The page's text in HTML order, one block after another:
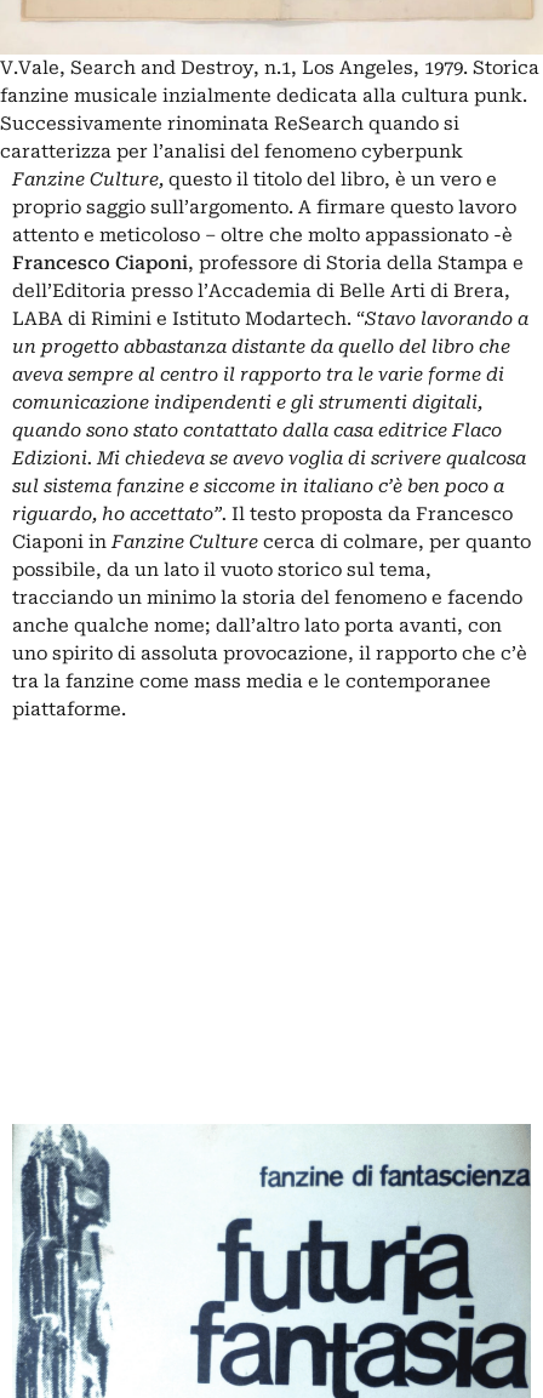
V.Vale, Search and Destroy, n.1, Los Angeles, 1979. Storica
fanzine musicale inzialmente dedicata alla cultura punk.
Successivamente rinominata ReSearch quando si
caratterizza per l’analisi del fenomeno cyberpunk
Fanzine Culture, questo il titolo del libro, è un vero e
proprio saggio sull’argomento. A firmare questo lavoro
attento e meticoloso – oltre che molto appassionato -è
Francesco Ciaponi, professore di Storia della Stampa e
dell’Editoria presso l’Accademia di Belle Arti di Brera,
LABA di Rimini e Istituto Modartech. “Stavo lavorando a
un progetto abbastanza distante da quello del libro che
aveva sempre al centro il rapporto tra le varie forme di
comunicazione indipendenti e gli strumenti digitali,
quando sono stato contattato dalla casa editrice Flaco
Edizioni. Mi chiedeva se avevo voglia di scrivere qualcosa
sul sistema fanzine e siccome in italiano c’è ben poco a
riguardo, ho accettato”. Il testo proposta da Francesco
Ciaponi inFanzine Culture cerca di colmare, per quanto
possibile, da un lato il vuoto storico sul tema,
tracciando un minimo la storia del fenomeno e facendo
anche qualche nome; dall’altro lato porta avanti, con
uno spirito di assoluta provocazione, il rapporto che c’è
tra la fanzine come mass media e le contemporanee
piattaforme.